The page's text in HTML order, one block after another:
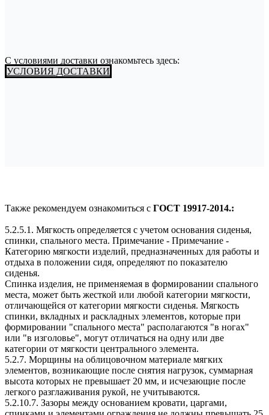
С условиями доставки ознакомьтесь здесь:
УСЛОВИЯ ДОСТАВКИ
Также рекомендуем ознакомиться с ГОСТ 19917-2014.:
5.2.5.1. Мягкость определяется с учетом основания сиденья,
спинки, спального места. Примечание - Примечание -
Категорию мягкости изделий, предназначенных для работы и
отдыха в положении сидя, определяют по показателю
сиденья.
Спинка изделия, не применяемая в формировании спального
места, может быть жесткой или любой категории мягкости,
отличающейся от категории мягкости сиденья. Мягкость
спинки, вкладных и раскладных элементов, которые при
формировании "спального места" располагаются "в ногах"
или "в изголовье", могут отличаться на одну или две
категории от мягкости центрального элемента.
5.2.7. Морщины на облицовочном материале мягких
элементов, возникающие после снятия нагрузок, суммарная
высота которых не превышает 20 мм, и исчезающие после
легкого разглаживания рукой, не учитываются.
5.2.10.7. Зазоры между основанием кровати, царгами,